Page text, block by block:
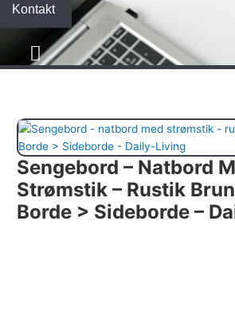
Kontakt
Sengebord – Natbord
Strømstik – Rustik
Borde > Sideborde –